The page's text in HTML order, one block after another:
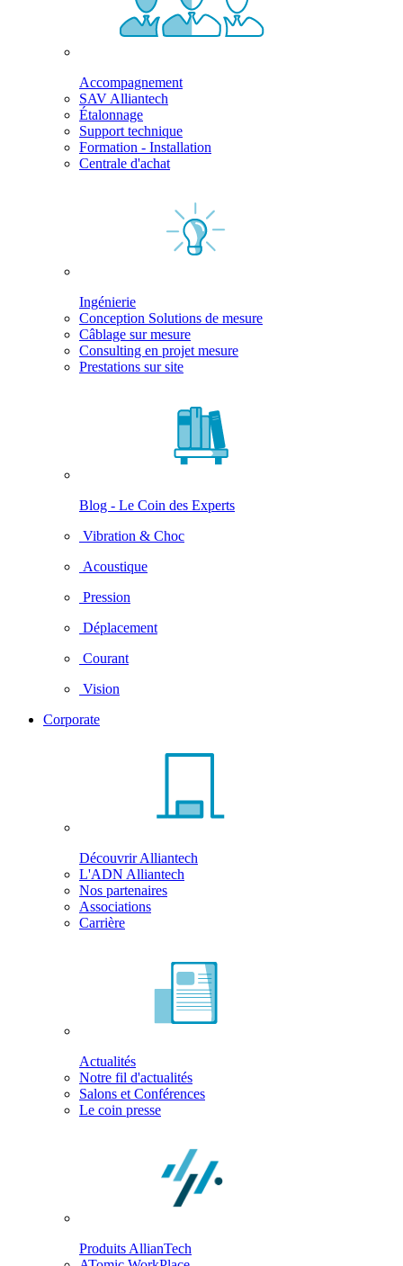
Accompagnement
SAV Alliantech
Étalonnage
Support technique
Formation - Installation
Centrale d'achat
Ingénierie
Conception Solutions de mesure
Câblage sur mesure
Consulting en projet mesure
Prestations sur site
Blog - Le Coin des Experts
Vibration & Choc
Acoustique
Pression
Déplacement
Courant
Vision
Corporate
Découvrir Alliantech
L'ADN Alliantech
Nos partenaires
Associations
Carrière
Actualités
Notre fil d'actualités
Salons et Conférences
Le coin presse
Produits AllianTech